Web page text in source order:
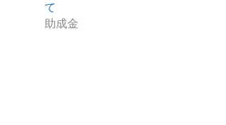
て
助成金